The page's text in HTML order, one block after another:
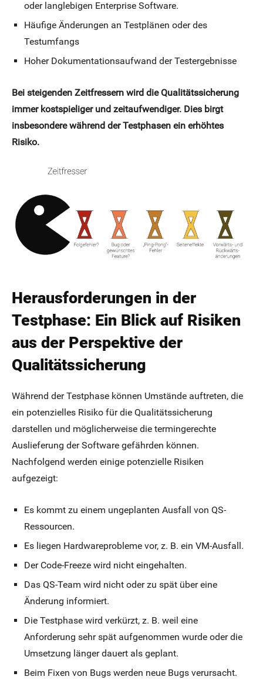
oder langlebigen Enterprise Software.
Häufige Änderungen an Testplänen oder des
Testumfangs
Hoher Dokumentationsaufwand der Testergebnisse
Bei steigenden Zeitfressern wird die Qualitätssicherung
immer kostspieliger und zeitaufwendiger. Dies birgt
insbesondere während der Testphasen ein erhöhtes
Risiko.
Herausforderungen in der
Testphase: Ein Blick auf Risiken
aus der Perspektive der
Qualitätssicherung
Während der Testphase können Umstände auftreten, die
ein potenzielles Risiko für die Qualitätssicherung
darstellen und möglicherweise die termingerechte
Auslieferung der Software gefährden können.
Nachfolgend werden einige potenzielle Risiken
aufgezeigt:
Es kommt zu einem ungeplanten Ausfall von QS-
Ressourcen.
Es liegen Hardwareprobleme vor, z. B. ein VM-Ausfall.
Der Code-Freeze wird nicht eingehalten.
Das QS-Team wird nicht oder zu spät über eine
Änderung informiert.
Die Testphase wird verkürzt, z. B. weil eine
Anforderung sehr spät aufgenommen wurde oder die
Umsetzung länger dauert als geplant.
Beim Fixen von Bugs werden neue Bugs verursacht.